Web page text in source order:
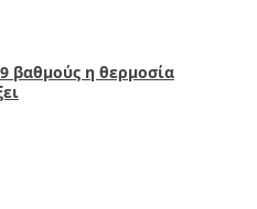
βαθμούς η θερμοσία